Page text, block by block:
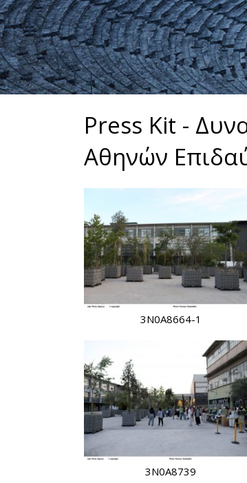
Press Kit -
Αθηνών
3N0A8664-1
3N0A8739